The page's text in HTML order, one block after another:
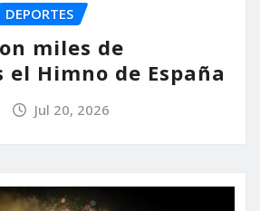
DEPORTES
miles de
Himno de España
Jul 20, 2026